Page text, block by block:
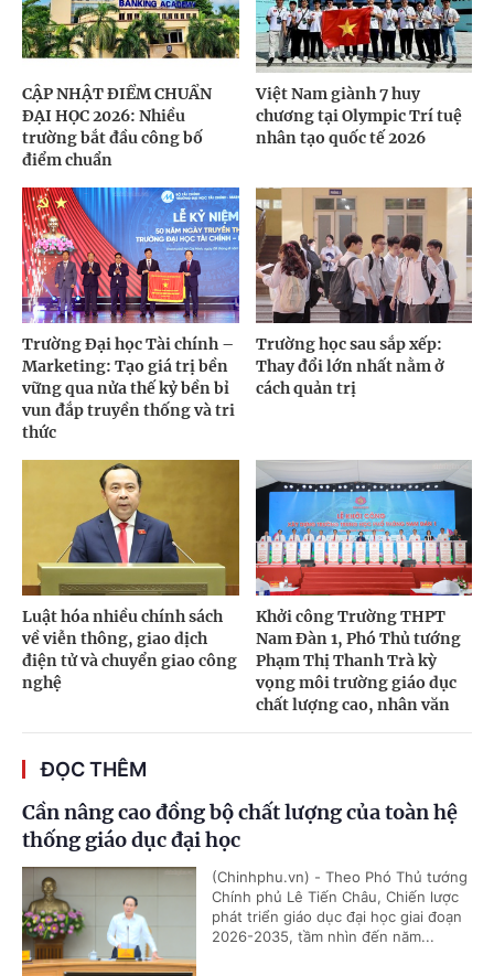
CẬP NHẬT ĐIỂM CHUẨN
ĐẠI HỌC 2026: Nhiều
trường bắt đầu công bố
điểm chuẩn
Việt Nam giành 7 huy
chương tại Olympic Trí tuệ
nhân tạo quốc tế 2026
Trường Đại học Tài chính –
Marketing: Tạo giá trị bền
vững qua nửa thế kỷ bền bỉ
vun đắp truyền thống và tri
thức
Trường học sau sắp xếp:
Thay đổi lớn nhất nằm ở
cách quản trị
Luật hóa nhiều chính sách
về viễn thông, giao dịch
điện tử và chuyển giao công
nghệ
Khởi công Trường THPT
Nam Đàn 1, Phó Thủ tướng
Phạm Thị Thanh Trà kỳ
vọng môi trường giáo dục
chất lượng cao, nhân văn
ĐỌC THÊM
Cần nâng cao đồng bộ chất lượng của toàn hệ
thống giáo dục đại học
(Chinhphu.vn) - Theo Phó Thủ tướng
Chính phủ Lê Tiến Châu, Chiến lược
phát triển giáo dục đại học giai đoạn
2026-2035, tầm nhìn đến năm...